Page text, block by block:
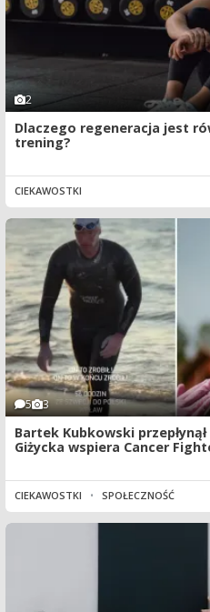
2
Dlaczego regeneracja jest
trening?
CIEKAWOSTKI
5 3
Bartek Kubkowski
Giżycka wspiera Cancer
CIEKAWOSTKI • SPOŁECZNOŚĆ